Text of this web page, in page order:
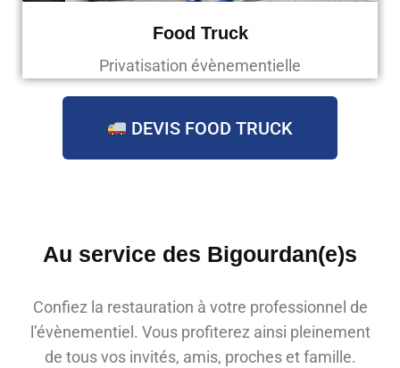
Food Truck
Privatisation évènementielle
DEVIS FOOD TRUCK
Au service des Bigourdan(e)s
Confiez la restauration à votre professionnel de
l’évènementiel. Vous profiterez ainsi pleinement
de tous vos invités, amis, proches et famille.